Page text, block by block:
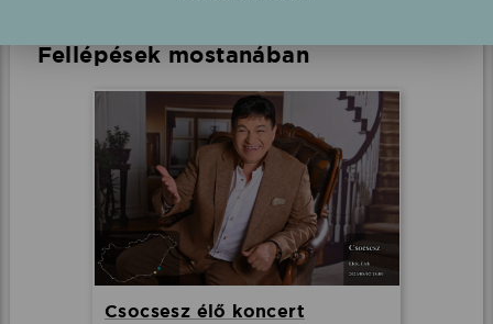
Fellépések mostanában
Csocsesz élő koncert